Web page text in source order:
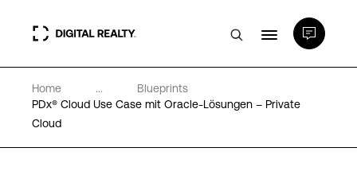
Rechenzentren
PlatformDIGITAL®
Home ...
Blueprints
PDx® Cloud Use Case mit Oracle-Lösungen – Private
Cloud